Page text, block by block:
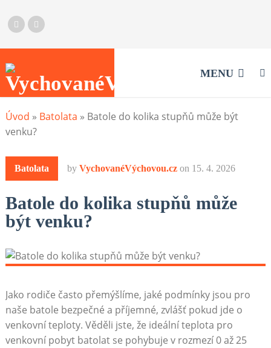
MENU
Úvod » Batolata » Batole do kolika stupňů může být
venku?
Batolata by VychovanéVýchovou.cz on 15. 4. 2026
Batole do kolika stupňů může
být venku?
Jako rodiče často přemýšlíme, jaké podmínky jsou pro
naše batole bezpečné a příjemné, zvlášť pokud jde o
venkovní teploty. Věděli jste, že ideální teplota pro
venkovní pobyt batolat se pohybuje v rozmezí 0 až 25